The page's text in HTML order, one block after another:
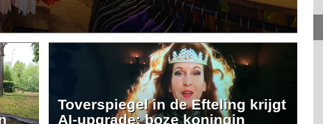
Toverspiegel in de Efteling krijgt
AI-upgrade: boze koningin